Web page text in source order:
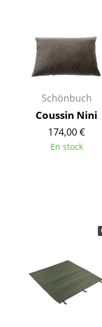
Lampes sans fil
... voir tous les
Lits doubles
Lits simples
Tables de
Accessoires
Horloges
Schönbuch
Coussin Nini
174,00 €
En stock